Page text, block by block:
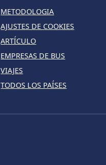
METODOLOGIA
AJUSTES DE COOKIES
ARTÍCULO
EMPRESAS DE BUS
VIAJES
TODOS LOS PAÍSES